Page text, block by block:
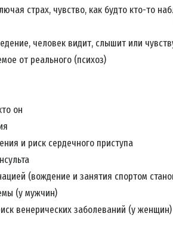
страх, чувство, как будто кто-то
человек видит, слышит или
от реального (психоз)
он
и риск сердечного приступа
(вождение и занятия спортом
(у мужчин)
венерических заболеваний (у женщин)